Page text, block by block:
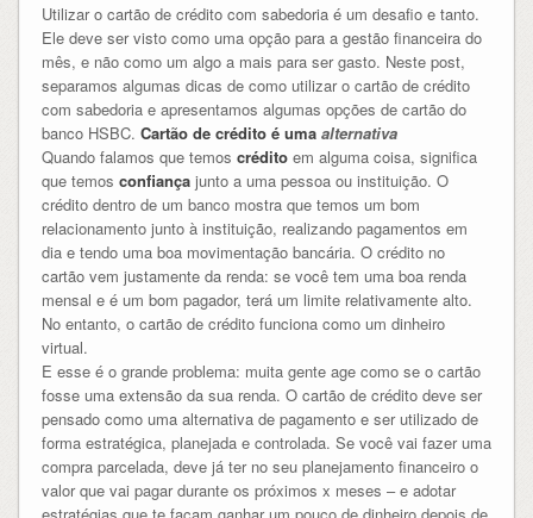
Utilizar o cartão de crédito com sabedoria é um desafio e tanto.
Ele deve ser visto como uma opção para a gestão financeira do
mês, e não como um algo a mais para ser gasto. Neste post,
separamos algumas dicas de como utilizar o cartão de crédito
com sabedoria e apresentamos algumas opções de cartão do
banco HSBC. Cartão de crédito é uma alternativa
Quando falamos que temos crédito em alguma coisa, significa
que temos confiança junto a uma pessoa ou instituição. O
crédito dentro de um banco mostra que temos um bom
relacionamento junto à instituição, realizando pagamentos em
dia e tendo uma boa movimentação bancária. O crédito no
cartão vem justamente da renda: se você tem uma boa renda
mensal e é um bom pagador, terá um limite relativamente alto.
No entanto, o cartão de crédito funciona como um dinheiro
virtual.
E esse é o grande problema: muita gente age como se o cartão
fosse uma extensão da sua renda. O cartão de crédito deve ser
pensado como uma alternativa de pagamento e ser utilizado de
forma estratégica, planejada e controlada. Se você vai fazer uma
compra parcelada, deve já ter no seu planejamento financeiro o
valor que vai pagar durante os próximos x meses – e adotar